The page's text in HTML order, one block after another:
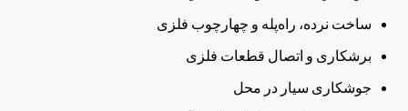
ساخت نرده، راه‌پله و چهارچوب فلزی
برشکاری و اتصال قطعات فلزی
جوشکاری سیار در محل